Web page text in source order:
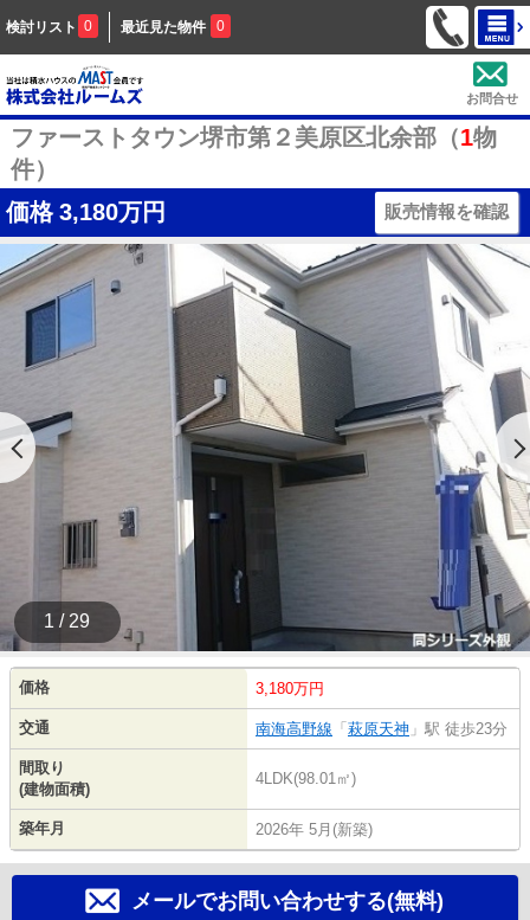
検討リスト 0 最近見た物件 0
お問合せ
ファーストタウン堺市第２美原区北余部（1物
件）
価格 3,180万円 販売情報を確認
1 / 29
価格 3,180万円
交通 南海高野線 「 萩原天神 」駅 徒歩23分
間取り
(建物面積)
4LDK(98.01㎡)
築年月 2026年 5月(新築)
メールでお問い合わせする(無料)